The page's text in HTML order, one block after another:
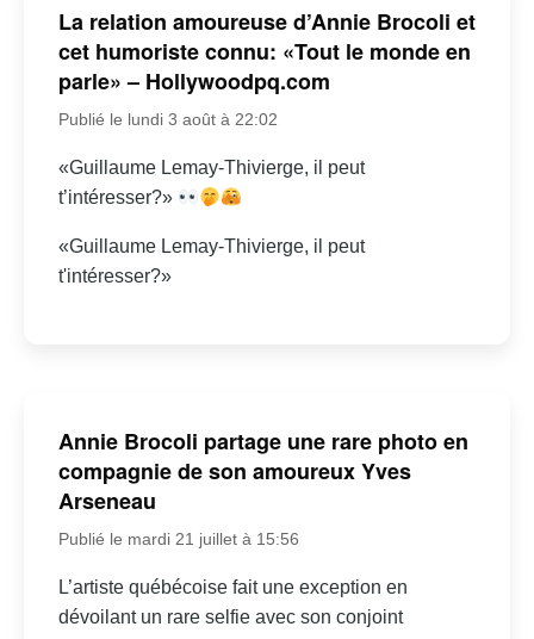
La relation amoureuse d’Annie Brocoli et
cet humoriste connu: «Tout le monde en
parle» – Hollywoodpq.com
Publié le lundi 3 août à 22:02
«Guillaume Lemay-Thivierge, il peut
t’intéresser?»
«Guillaume Lemay-Thivierge, il peut
t'intéresser?»
Annie Brocoli partage une rare photo en
compagnie de son amoureux Yves
Arseneau
Publié le mardi 21 juillet à 15:56
L’artiste québécoise fait une exception en
dévoilant un rare selfie avec son conjoint